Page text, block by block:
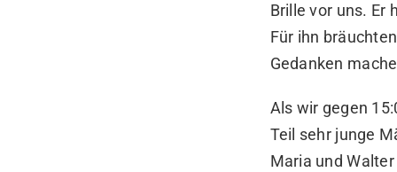
Brille vor uns. Er
Für ihn
Gedanken
Als wir gegen
Teil sehr junge
Maria und